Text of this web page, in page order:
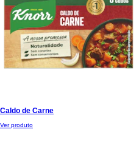
Caldo de Carne
Ver produto